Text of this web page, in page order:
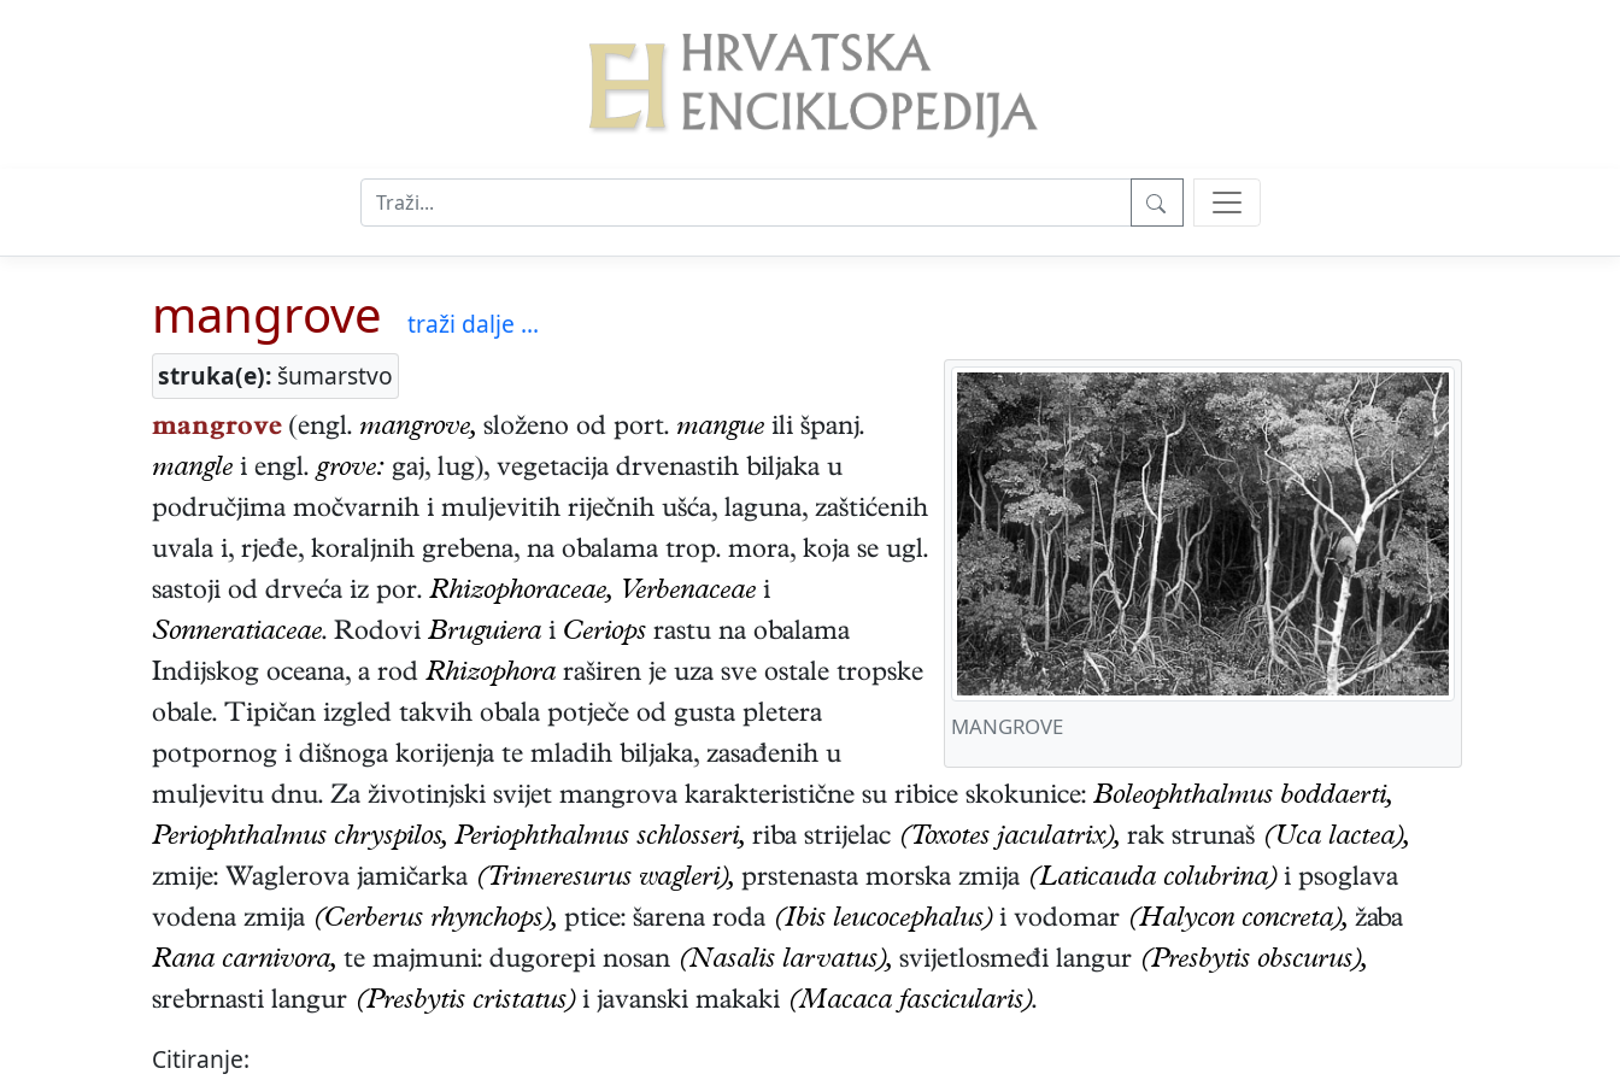
mangrove
traži dalje ...
struka(e): šumarstvo
MANGROVE
mangrove (engl. mangrove, složeno od port. mangue ili španj.
mangle i engl.grove: gaj, lug), vegetacija drvenastih biljaka u
područjima močvarnih i muljevitih riječnih ušća, laguna, zaštićenih
uvala i, rjeđe, koraljnih grebena, na obalama trop. mora, koja se ugl.
sastoji od drveća iz por. Rhizophoraceae, Verbenaceae i
Sonneratiaceae. Rodovi Bruguiera i Ceriops rastu na obalama
Indijskog oceana, a rod Rhizophora raširen je uza sve ostale tropske
obale. Tipičan izgled takvih obala potječe od gusta pletera
potpornog i dišnoga korijenja te mladih biljaka, zasađenih u
muljevitu dnu. Za životinjski svijet mangrova karakteristične su ribice skokunice: Boleophthalmus boddaerti,
Periophthalmus chryspilos, Periophthalmus schlosseri, riba strijelac (Toxotes jaculatrix), rak strunaš (Uca lactea),
zmije: Waglerova jamičarka (Trimeresurus wagleri), prstenasta morska zmija (Laticauda colubrina)i psoglava
vodena zmija (Cerberus rhynchops), ptice: šarena roda (Ibis leucocephalus)i vodomar (Halycon concreta), žaba
Rana carnivora, te majmuni: dugorepi nosan (Nasalis larvatus), svijetlosmeđi langur (Presbytis obscurus),
srebrnasti langur (Presbytis cristatus)i javanski makaki (Macaca fascicularis).
Citiranje: